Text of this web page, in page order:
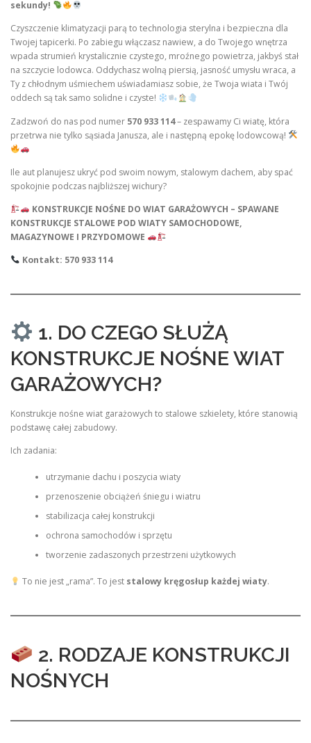
sekundy!
Czyszczenie klimatyzacji parą to technologia sterylna i bezpieczna dla
Twojej tapicerki. Po zabiegu włączasz nawiew, a do Twojego wnętrza
wpada strumień krystalicznie czystego, mroźnego powietrza, jakbyś stał
na szczycie lodowca. Oddychasz wolną piersią, jasność umysłu wraca, a
Ty z chłodnym uśmiechem uświadamiasz sobie, że Twoja wiata i Twój
oddech są tak samo solidne i czyste!
Zadzwoń do nas pod numer 570 933 114– zespawamy Ci wiatę, która
przetrwa nie tylko sąsiada Janusza, ale i następną epokę lodowcową!
Ile aut planujesz ukryć pod swoim nowym, stalowym dachem, aby spać
spokojnie podczas najbliższej wichury?
KONSTRUKCJE NOŚNE DO WIAT GARAŻOWYCH – SPAWANE
KONSTRUKCJE STALOWE POD WIATY SAMOCHODOWE,
MAGAZYNOWE I PRZYDOMOWE
Kontakt: 570 933 114
1. DO CZEGO SŁUŻĄ
KONSTRUKCJE NOŚNE WIAT
GARAŻOWYCH?
Konstrukcje nośne wiat garażowych to stalowe szkielety, które stanowią
podstawę całej zabudowy.
Ich zadania:
utrzymanie dachu i poszycia wiaty
przenoszenie obciążeń śniegu i wiatru
stabilizacja całej konstrukcji
ochrona samochodów i sprzętu
tworzenie zadaszonych przestrzeni użytkowych
To nie jest „rama”. To jest stalowy kręgosłup każdej wiaty.
2. RODZAJE KONSTRUKCJI
NOŚNYCH